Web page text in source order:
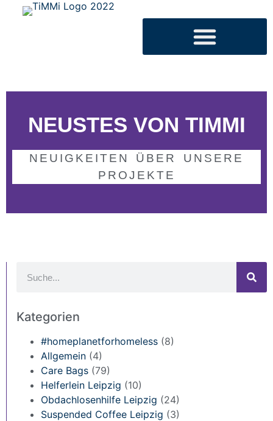
NEUSTES VON TIMMI
NEUIGKEITEN ÜBER UNSERE
PROJEKTE
Kategorien
#homeplanetforhomeless (8)
Allgemein (4)
Care Bags (79)
Helferlein Leipzig (10)
Obdachlosenhilfe Leipzig (24)
Suspended Coffee Leipzig (3)